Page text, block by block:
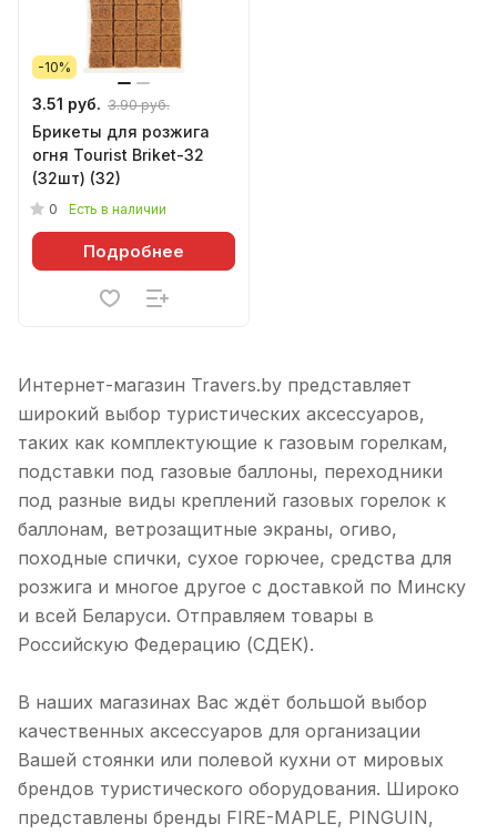
-10%
3.51 руб. 3.90 руб.
Брикеты для розжига
огня Tourist Briket-32
(32шт) (32)
0 Есть в наличии
Подробнее
Интернет-магазин Travers.by представляет
широкий выбор туристических аксессуаров,
таких как комплектующие к газовым горелкам,
подставки под газовые баллоны, переходники
под разные виды креплений газовых горелок к
баллонам, ветрозащитные экраны, огиво,
походные спички, сухое горючее, средства для
розжига и многое другое с доставкой по Минску
и всей Беларуси. Отправляем товары в
Российскую Федерацию (СДЕК).
В наших магазинах Вас ждёт большой выбор
качественных аксессуаров для организации
Вашей стоянки или полевой кухни от мировых
брендов туристического оборудования. Широко
представлены бренды FIRE-MAPLE, PINGUIN,